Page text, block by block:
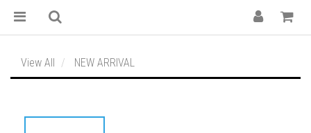
View All NEW ARRIVAL